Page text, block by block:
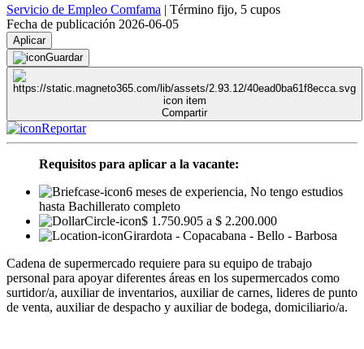
Servicio de Empleo Comfama | Término fijo, 5 cupos
Fecha de publicación 2026-06-05
Aplicar
Guardar
Compartir
Reportar
Requisitos para aplicar a la vacante:
6 meses de experiencia, No tengo estudios
hasta Bachillerato completo
$ 1.750.905 a $ 2.200.000
Girardota - Copacabana - Bello - Barbosa
Cadena de supermercado requiere para su equipo de trabajo
personal para apoyar diferentes áreas en los supermercados como
surtidor/a, auxiliar de inventarios, auxiliar de carnes, lideres de punto
de venta, auxiliar de despacho y auxiliar de bodega, domiciliario/a.